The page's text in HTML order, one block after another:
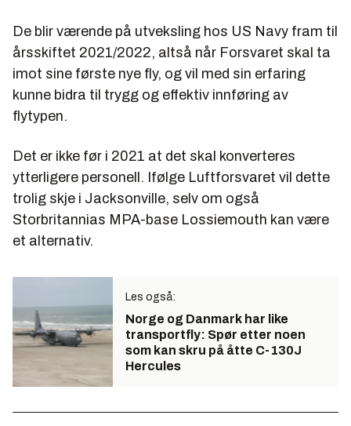
De blir værende på utveksling hos US Navy fram til
årsskiftet 2021/2022, altså når Forsvaret skal ta
imot sine første nye fly, og vil med sin erfaring
kunne bidra til trygg og effektiv innføring av
flytypen.
Det er ikke før i 2021 at det skal konverteres
ytterligere personell. Ifølge Luftforsvaret vil dette
trolig skje i Jacksonville, selv om også
Storbritannias MPA-base Lossiemouth kan være
et alternativ.
Les også:
Norge og Danmark har like
transportfly: Spør etter noen
som kan skru på åtte C-130J
Hercules